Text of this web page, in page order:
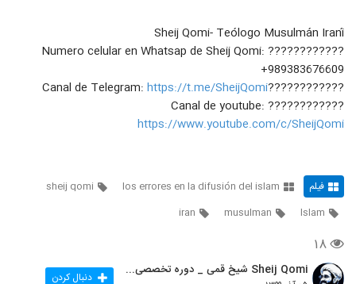
#EnVivo Clase 20; Atacar A Los
Cristianos, Los Errores en la
43
#FullHD Clase 21: Abandonar a los
Nuevos Musulmanes Conversos, Los
Errores en la Difusión Sheij Qomi
۱۸ بازدید
44
Nuevos musulmanes
۱۷ بازدید
45
Sheij Qomi- Teólogo Musulmán Iraní
???????????? Numero celular en Whatsap de Sheij Qomi:
+989383676609
????????????Canal de Telegram:
https://t.me/SheijQomi
???????????? Canal de youtube:
https://www.youtube.com/c/SheijQomi
فیلم los errores en la difusión del islam
sheij qomi
Islam
musulman
iran
۱۸
Sheij Qomi شیخ قمی _ دوره تخصصی تربیت مبلغه غرب دنبال کردن